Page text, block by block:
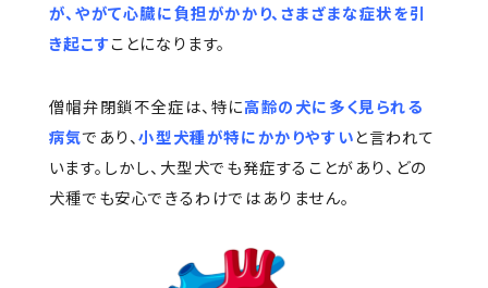
が、やがて心臓に負担がかかり、さまざまな症状を引
き起こすことになります。
僧帽弁閉鎖不全症は、特に高齢の犬に多く見られる
病気であり、小型犬種が特にかかりやすい と言われて
います。しかし、大型犬でも発症することがあり、どの
犬種でも安心できるわけではありません。